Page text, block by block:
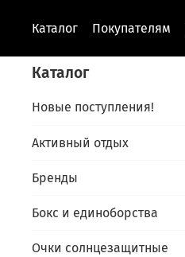
Каталог Покупателям
Каталог
Новые поступления!
Активный отдых
Бренды
Бокс и единоборства
Очки солнцезащитные